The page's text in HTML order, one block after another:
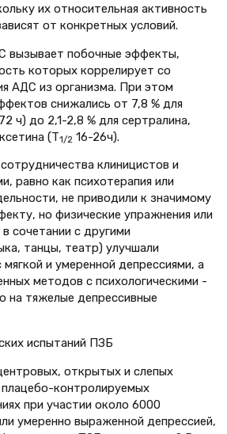
их относительная активность
от конкретных условий.
вызывает побочные эффекты,
которых коррелирует со
АДС из организма. При этом
снижались от 7,8 % для
72 ч) до 2,1-2,8 % для сертралина,
(Т1/2 16-26ч).
клиницистов и
равно как психотерапия или
не приводили к значимому
но физические упражнения или
в сочетании с другими
танцы, театр) улучшали
и умеренной депрессиями, а
методов с психологическими -
на тяжелые депрессивные
испытаний ПЗБ
открытых и слепых
контролируемых
при участии около 6000
умеренно выраженной депрессией,